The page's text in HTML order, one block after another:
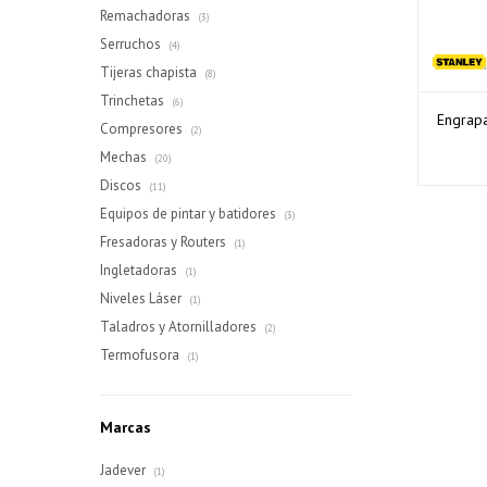
Remachadoras (3)
Serruchos (4)
Tijeras chapista (8)
Trinchetas (6)
Compresores (2)
Mechas (20)
Discos (11)
Equipos de pintar y batidores (3)
Fresadoras y Routers (1)
Ingletadoras (1)
Niveles Láser (1)
Taladros y Atornilladores (2)
Termofusora (1)
Marcas
Jadever (1)